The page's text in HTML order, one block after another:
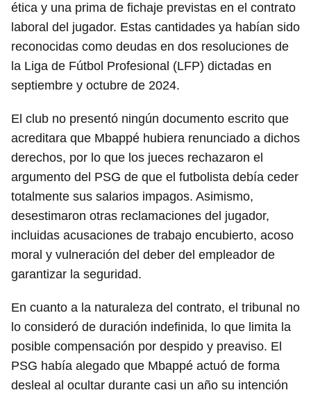
ética y una prima de fichaje previstas en el contrato
laboral del jugador. Estas cantidades ya habían sido
reconocidas como deudas en dos resoluciones de
la Liga de Fútbol Profesional (LFP) dictadas en
septiembre y octubre de 2024.
El club no presentó ningún documento escrito que
acreditara que Mbappé hubiera renunciado a dichos
derechos, por lo que los jueces rechazaron el
argumento del PSG de que el futbolista debía ceder
totalmente sus salarios impagos. Asimismo,
desestimaron otras reclamaciones del jugador,
incluidas acusaciones de trabajo encubierto, acoso
moral y vulneración del deber del empleador de
garantizar la seguridad.
En cuanto a la naturaleza del contrato, el tribunal no
lo consideró de duración indefinida, lo que limita la
posible compensación por despido y preaviso. El
PSG había alegado que Mbappé actuó de forma
desleal al ocultar durante casi un año su intención